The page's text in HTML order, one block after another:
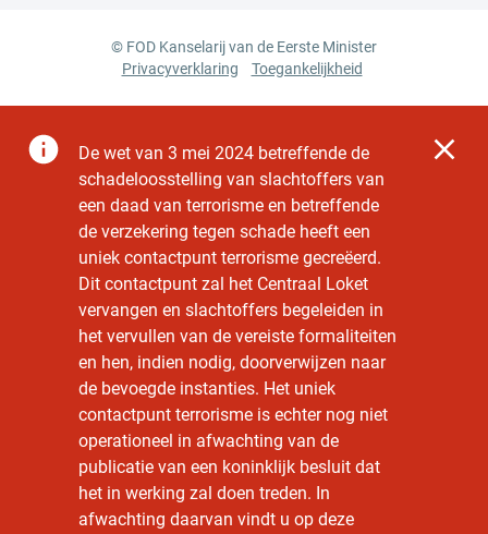
© FOD Kanselarij van de Eerste Minister
Privacyverklaring
Toegankelijkheid
De wet van 3 mei 2024 betreffende de
schadeloosstelling van slachtoffers van
een daad van terrorisme en betreffende
de verzekering tegen schade heeft een
uniek contactpunt terrorisme gecreëerd.
Dit contactpunt zal het Centraal Loket
vervangen en slachtoffers begeleiden in
het vervullen van de vereiste formaliteiten
en hen, indien nodig, doorverwijzen naar
de bevoegde instanties. Het uniek
contactpunt terrorisme is echter nog niet
operationeel in afwachting van de
publicatie van een koninklijk besluit dat
het in werking zal doen treden. In
afwachting daarvan vindt u op deze